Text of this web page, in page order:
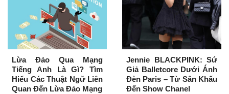
Lừa Đảo Qua Mạng
Tiếng Anh Là Gì? Tìm
Hiểu Các Thuật Ngữ Liên
Quan Đến Lừa Đảo Mạng
Jennie BLACKPINK: Sứ
Giả Balletcore Dưới Ánh
Đèn Paris – Từ Sân Khấu
Đến Show Chanel